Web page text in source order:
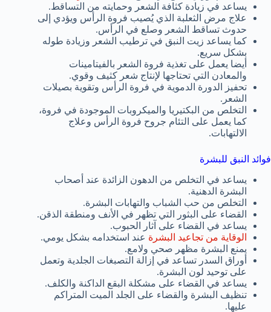
يساعد في زيادة كثافة الشعر وحمايته من التساقط.
علاج مرض الثعلبة الذي يُصيب فروة الرأس ويؤدي إلى
حدوث تساقط الشعر وصلع في الرأس.
كما يساعد زيت النبق في ترطيب الشعر وزيادة طوله
بشكل سريع.
أيضا يعمل على تغذية فروة الشعر بالفيتامينات
والمعادن التي تحتاجها لإنتاج شعر كثيف وقوي.
تحفيز الدورة الدموية في فروة الرأس وتقوية بصيلات
الشعر.
التخلص من البكتيريا والميكروبات الموجودة في فروة،
كما يعمل على التئام جروح فروة الرأس وعلاج
الالتهابات.
فوائد النبق للبشرة
يساعد في التخلص من الدهون الزائدة عند أصحاب
البشرة الدهنية.
التخلص من حب الشباب والتهابات البشرة.
القضاء على البثور التي تظهر في الأنف ومنطقة الذقن.
يساعد في القضاء على آثار الحبوب.
الوقاية من تجاعيد البشرة عند استخدامه بشكل يومي.
يمنع البشرة مظهر صحي ولامع.
أوراق السدر تساعد في إزالة التصبغات الجلدية وتعمل
على توحيد لون البشرة.
يساعد في القضاء على مشكلة البقع الداكنة والكلف.
تنظيف البشرة والقضاء على الجلد الميت المتراكم
عليها.